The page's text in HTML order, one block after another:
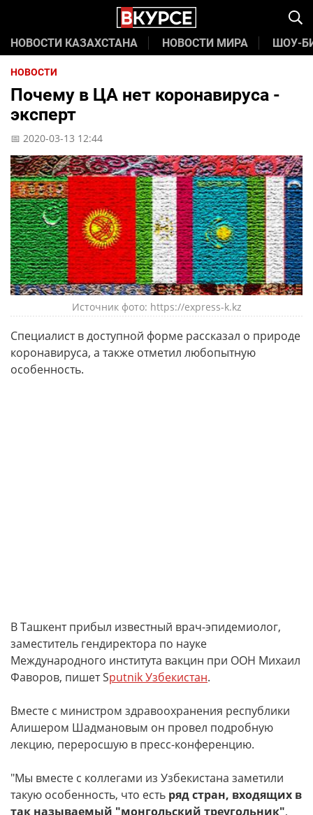
НОВОСТИ КАЗАХСТАНА НОВОСТИ МИРА ШОУ-
НОВОСТИ
Почему в ЦА нет коронавируса -
эксперт
📅 2020-03-13 12:44
Источник фото: https://express-k.kz
Специалист в доступной форме рассказал о природе
коронавируса, а также отметил любопытную
особенность.
В Ташкент прибыл известный врач-эпидемиолог,
заместитель гендиректора по науке
Международного института вакцин при ООН Михаил
Фаворов, пишет Sputnik Узбекистан.
Вместе с министром здравоохранения республики
Алишером Шадмановым он провел подробную
лекцию, переросшую в пресс-конференцию.
"Мы вместе с коллегами из Узбекистана заметили
такую особенность, что есть ряд стран, входящих в
так называемый "монгольский треугольник",